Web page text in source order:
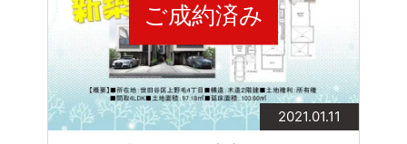
ご成約済み
2021.01.11